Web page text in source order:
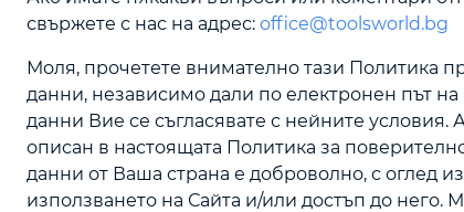
свържете с нас на адрес: office@toolsworld.bg
Моля, прочетете внимателно тази Политика
данни, независимо дали по електронен път
данни Вие се съгласявате с нейните
описан в настоящата Политика за
данни от Ваша страна е доброволно, с оглед
използването на Сайта и/или достъп до